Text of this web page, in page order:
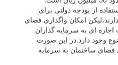
از بودجه دولتی برای
امکان واگذاری فضای
ای به سرمایه گذاران
وجود دارد.در این صورت
فضای ساختمان به سرمایه